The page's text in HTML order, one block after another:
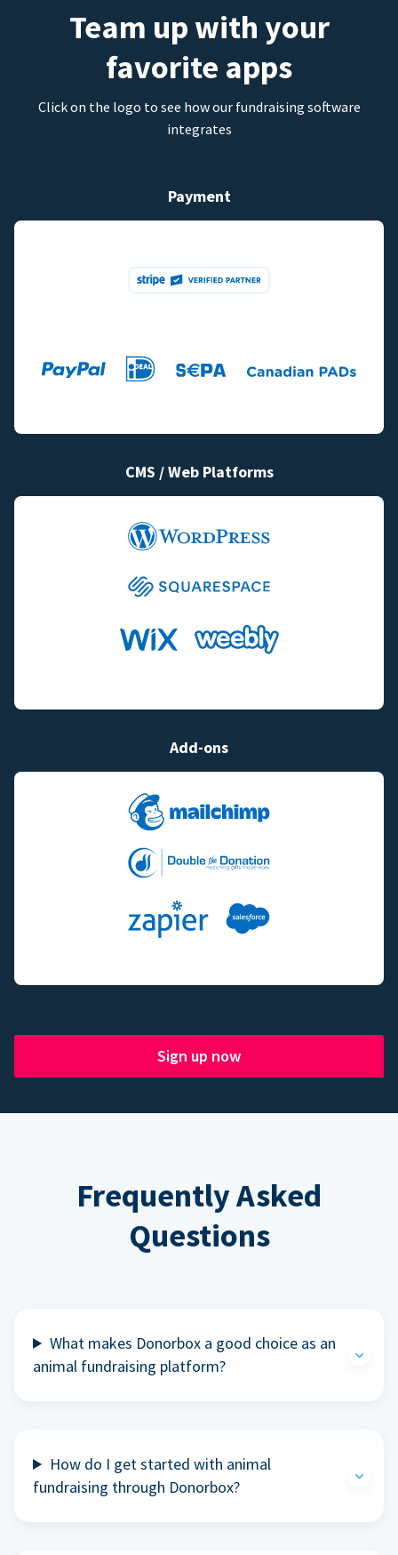
Team up with your
favorite apps
Click on the logo to see how our fundraising software
integrates
Payment
CMS / Web Platforms
Add-ons
Sign up now
Frequently Asked
Questions
What makes Donorbox a good choice as an
animal fundraising platform?
How do I get started with animal
fundraising through Donorbox?